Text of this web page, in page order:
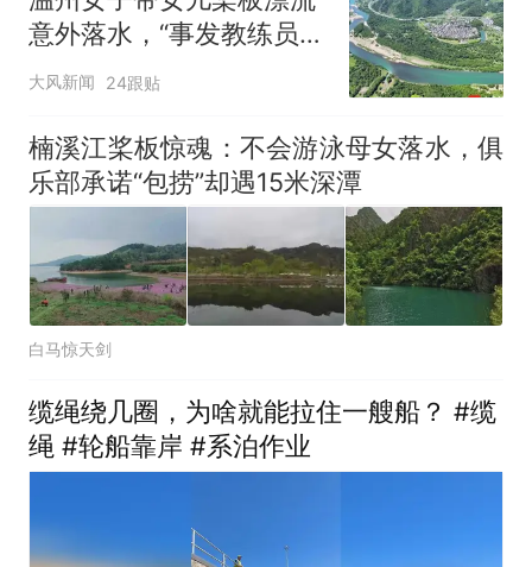
意外落水，“事发教练员说
有漩涡不敢捞人，打捞队
称水深15米”；俱乐部此前
称“包捞包安全”，楠溪江
工作人员回应
大风新闻 24跟贴
楠溪江桨板惊魂：不会游泳母女落水，俱
乐部承诺“包捞”却遇15米深潭
白马惊天剑
缆绳绕几圈，为啥就能拉住一艘船？ #缆
绳 #轮船靠岸 #系泊作业